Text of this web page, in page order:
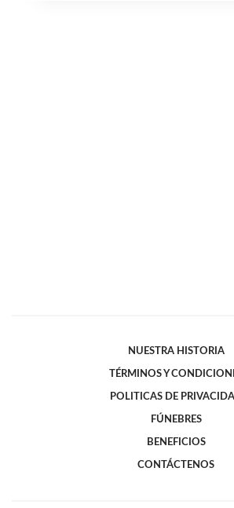
NUESTRA HISTORIA
TÉRMINOS Y
POLITICAS DE
FÚNEBRES
BENEFICIOS
CONTÁCTENOS